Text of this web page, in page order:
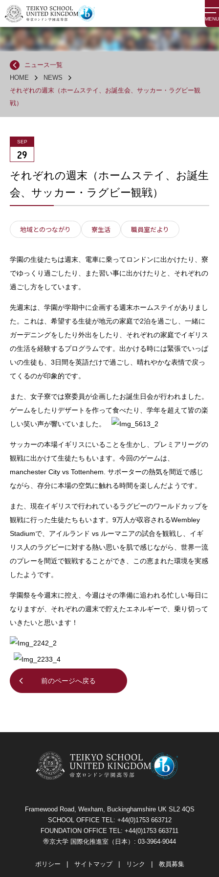
MENU
ニュース一覧
HOME
NEWS
それぞれの週末（ホームステイ、お誕生会、サッカー・ラグビー観
戦）
SEP
29
それぞれの週末（ホームステイ、お誕生
会、サッカー・ラグビー観戦）
地域とのつながり 寮生活 職員室だより
学園の生徒たちは週末、電車に乗ってロンドンに出かけたり、寮
でゆっくり過ごしたり、また習い事に出かけたりと、それぞれの
過ごし方をしています。
先週末は、学園が学期中に企画する週末ホームステイがありまし
た。これは、希望する生徒が地元の家庭で2泊を過ごし、一緒に
ガーデニングをしたり外出をしたり、それぞれの家庭でイギリス
の生活を経験するプログラムです。出かける時には緊張でいっぱ
いの生徒も、3日間を英語だけで過ごし、晴れやかな表情で戻っ
てくるのが印象的です。
また、女子寮では寮委員が企画したお誕生日会が行われました。
ゲームをしたりデザートを作って食べたり、学年を超えて皆の楽
しい笑い声が響いていました。
サッカーの本場イギリスにいることを生かし、プレミアリーグの
観戦に出かけて生徒たちもいます。今回のゲームは、
manchester City vs Tottenhem. サポーターの熱気を間近で感じ
ながら、存分に本場の空気に触れる時間を楽しんだようです。
また、現在イギリスで行われているラグビーのワールドカップを
観戦に行った生徒たちもいます。9万人が収容されるWembley
Stadiumで、アイルランド vs ルーマニアの試合を観戦し、イギ
リス人のラグビーに対する熱い思いを肌で感じながら、世界一流
のプレーを間近で観戦することができ、この恵まれた環境を実感
したようです。
学園祭を今週末に控え、今週はその準備に追われる忙しい毎日に
なりますが、それぞれの週末で貯えたエネルギーで、乗り切って
いきたいと思います！
前のページへ戻る
Framewood Road, Wexham, Buckinghamshire UK SL2 4QS
SCHOOL OFFICE TEL: +44(0)1753 663712
FOUNDATION OFFICE TEL: +44(0)1753 663711
帝京大学 国際化推進室（日本）: 03-3964-9044
ポリシー サイトマップ リンク 教員募集